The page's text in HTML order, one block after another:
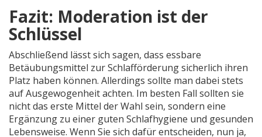
Fazit: Moderation ist der
Schlüssel
Abschließend lässt sich sagen, dass essbare
Betäubungsmittel zur Schlafförderung sicherlich ihren
Platz haben können. Allerdings sollte man dabei stets
auf Ausgewogenheit achten. Im besten Fall sollten sie
nicht das erste Mittel der Wahl sein, sondern eine
Ergänzung zu einer guten Schlafhygiene und gesunden
Lebensweise. Wenn Sie sich dafür entscheiden, nun ja,